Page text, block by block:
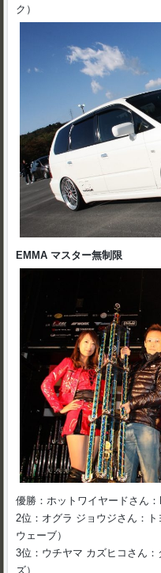
ク）
EMMA マスター無制限
優勝：ホットワイヤードさん
2位：オグラ ジョウジさん：
ウェーブ）
3位：ウチヤマ カズヒコさん
ズ）